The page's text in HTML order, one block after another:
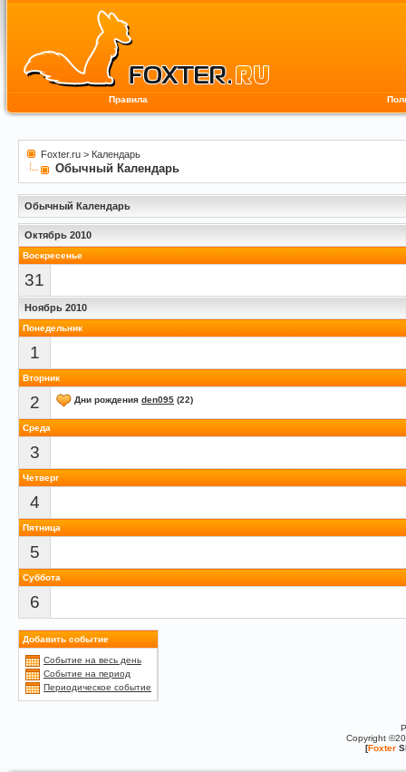
Правила
Foxter.ru > Календарь
Обычный Календарь
Обычный Календарь
Октябрь 2010
Воскресенье
31
Ноябрь 2010
Понедельник
1
Вторник
2 Дни рождения den095 (22)
Среда
3
Четверг
4
Пятница
5
Суббота
6
Добавить событие
Событие на весь день
Событие на период
Периодическое событие
Copyright
[Foxter